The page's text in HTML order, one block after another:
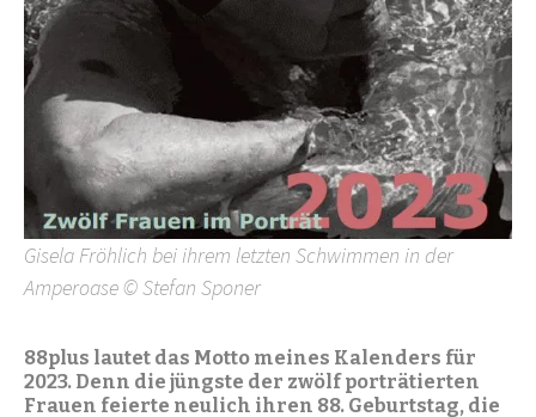
Gisela Fröhlich bei ihrem letzten Schwimmen in der
Amperoase © Stefan Sponer
88plus lautet das Motto meines Kalenders für
2023. Denn die jüngste der zwölf porträtierten
Frauen feierte neulich ihren 88. Geburtstag, die